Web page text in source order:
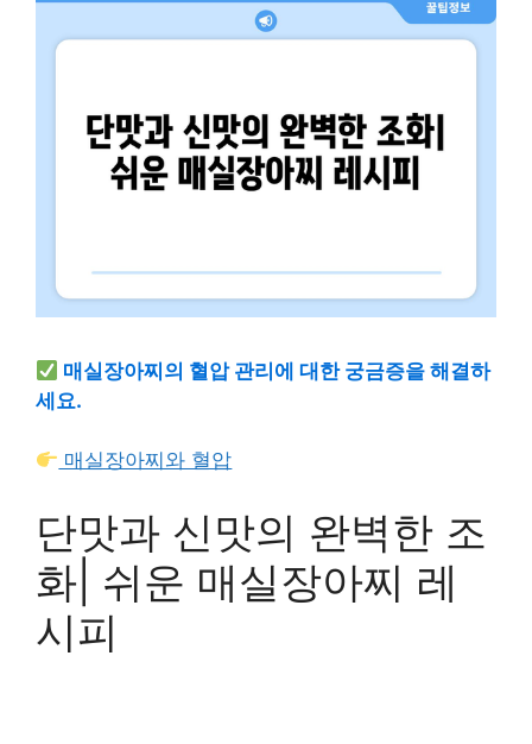
매실장아찌의 혈압 관리에 대한 궁금증을 해결하
세요.
매실장아찌와 혈압
단맛과 신맛의 완벽한 조
화| 쉬운 매실장아찌 레
시피